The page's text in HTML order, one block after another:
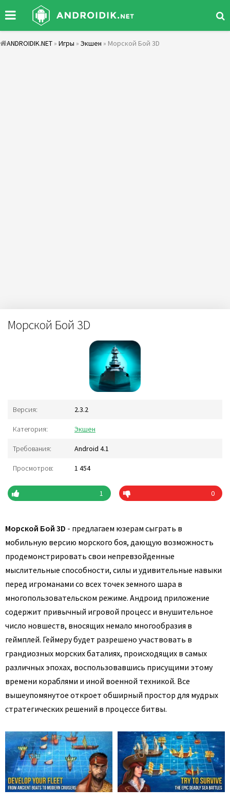
ANDROIDIK.NET » Игры » Экшен » Морской Бой 3D
Морской Бой 3D
Версия: 2.3.2
Категория: Экшен
Требования: Android 4.1
Просмотров: 1 454
1 0
Морской Бой 3D - предлагаем юзерам сыграть в
мобильную версию морского боя, дающую возможность
продемонстрировать свои непревзойденные
мыслительные способности, силы и удивительные навыки
перед игроманами со всех точек земного шара в
многопользовательском режиме. Андроид приложение
содержит привычный игровой процесс и внушительное
число новшеств, вносящих немало многообразия в
геймплей. Геймеру будет разрешено участвовать в
грандиозных морских баталиях, происходящих в самых
различных эпохах, воспользовавшись присущими этому
времени кораблями и иной военной техникой. Все
вышеупомянутое откроет обширный простор для мудрых
стратегических решений в процессе битвы.